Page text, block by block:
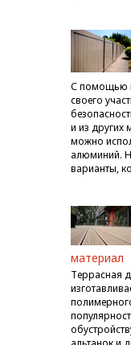
С помощью
своего
и из других
можно
алюминий.
варианты,
материал
Террасная